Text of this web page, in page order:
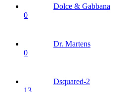
Dolce & Gabbana
0
Dr. Martens
0
Dsquared-2
13